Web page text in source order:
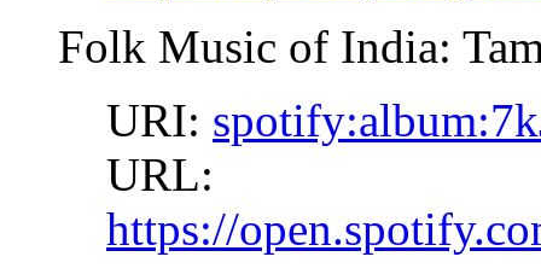
Folk Music of India:
URI:
URL:
https://